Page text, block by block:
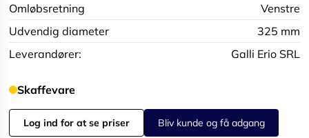
Omløbsretning
Venstre
Udvendig diameter
325 mm
Leverandører:
Galli Erio SRL
Skaffevare
Log ind for at se priser Bliv kunde og få adgang